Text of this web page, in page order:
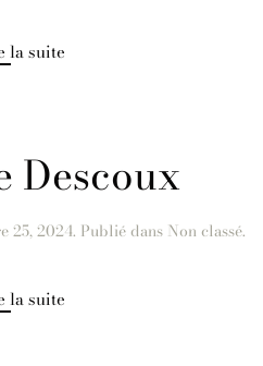
la suite
Descoux
25, 2024. Publié dans Non classé.
la suite